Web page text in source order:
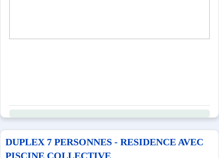
DUPLEX 7 PERSONNES - RESIDENCE AVEC
PISCINE COLLECTIVE